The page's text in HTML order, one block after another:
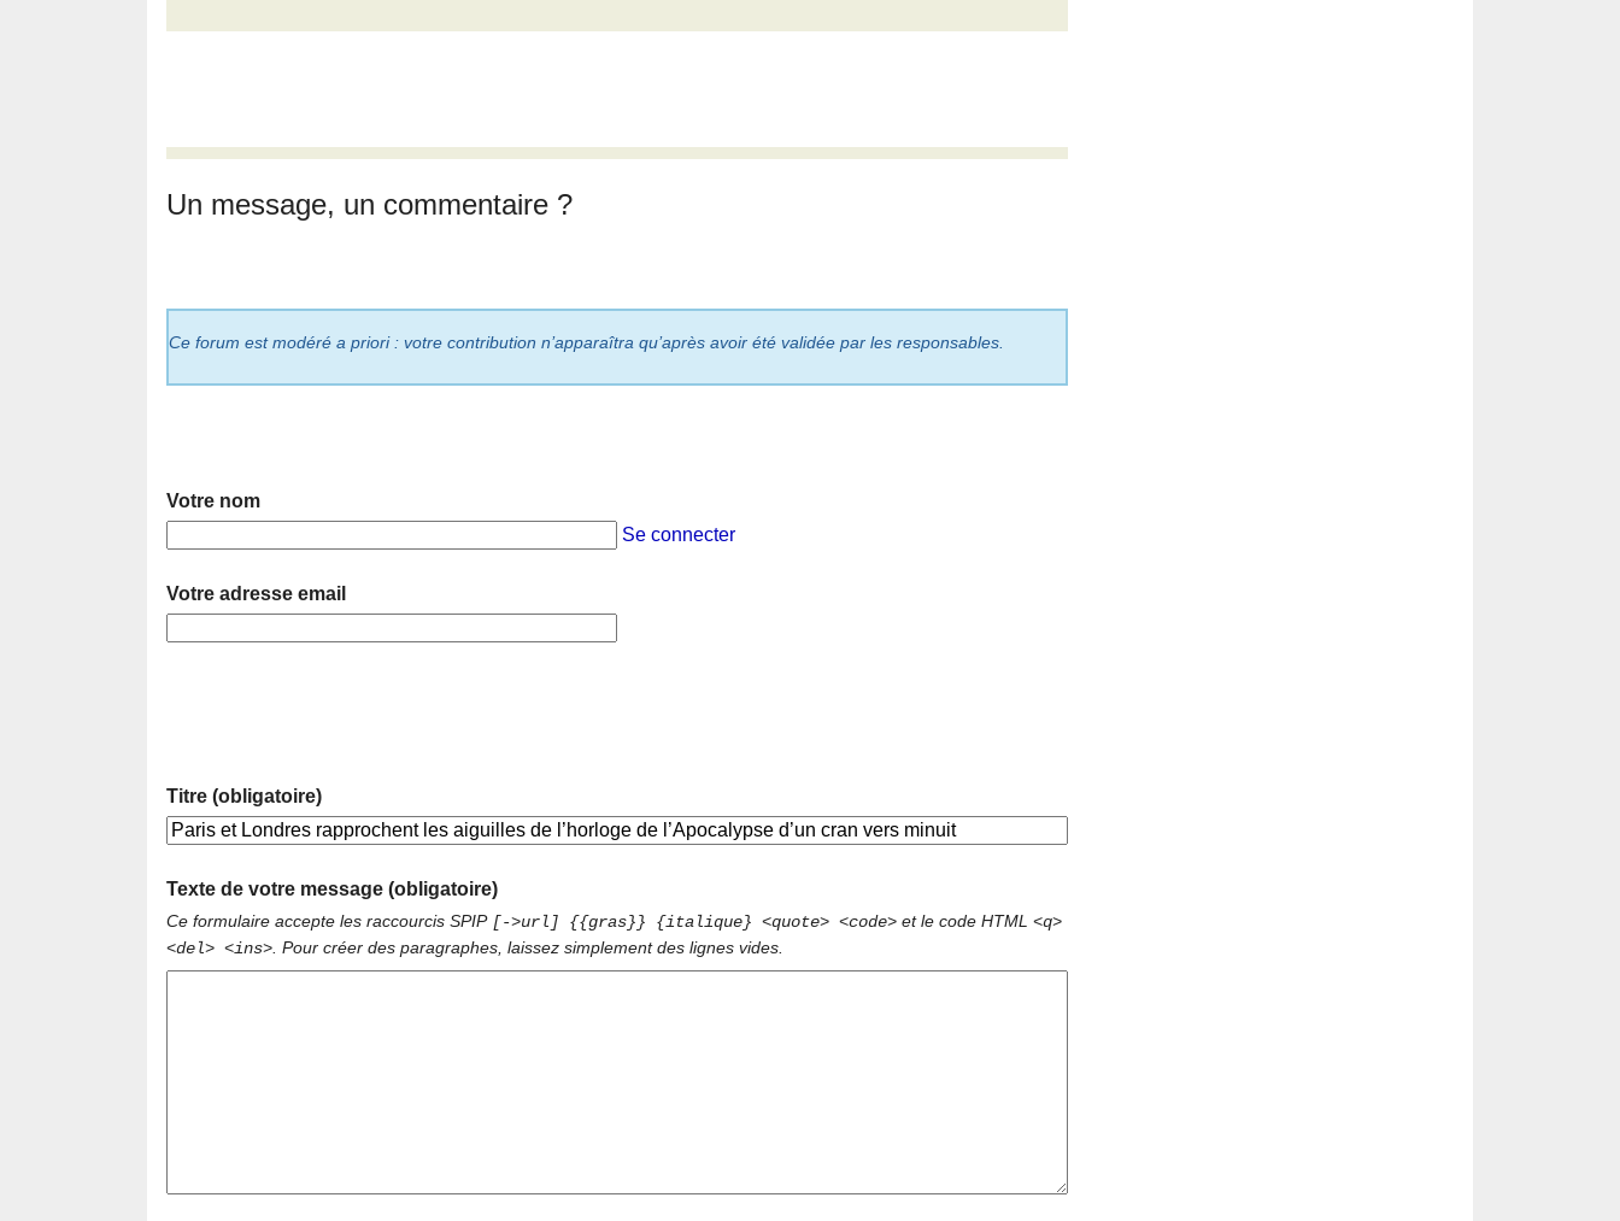
Un message, un commentaire ?
Ce forum est modéré a priori : votre contribution n’apparaîtra qu’après avoir été validée par les responsables.
Votre nom
Se connecter
Votre adresse email
Titre (obligatoire)
Texte de votre message (obligatoire)
Ce formulaire accepte les raccourcis SPIP [->url] {{gras}} {italique} <quote> <code> et le code HTML <q>
<del> <ins> . Pour créer des paragraphes, laissez simplement des lignes vides.